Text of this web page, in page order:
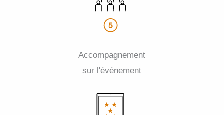
Accompagnement
sur l'événement